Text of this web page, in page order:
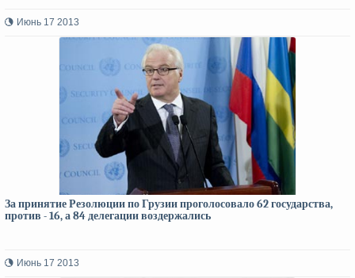
Июнь 17 2013
За принятие Резолюции по Грузии проголосовало 62 государства,
против - 16, а 84 делегации воздержались
Июнь 17 2013